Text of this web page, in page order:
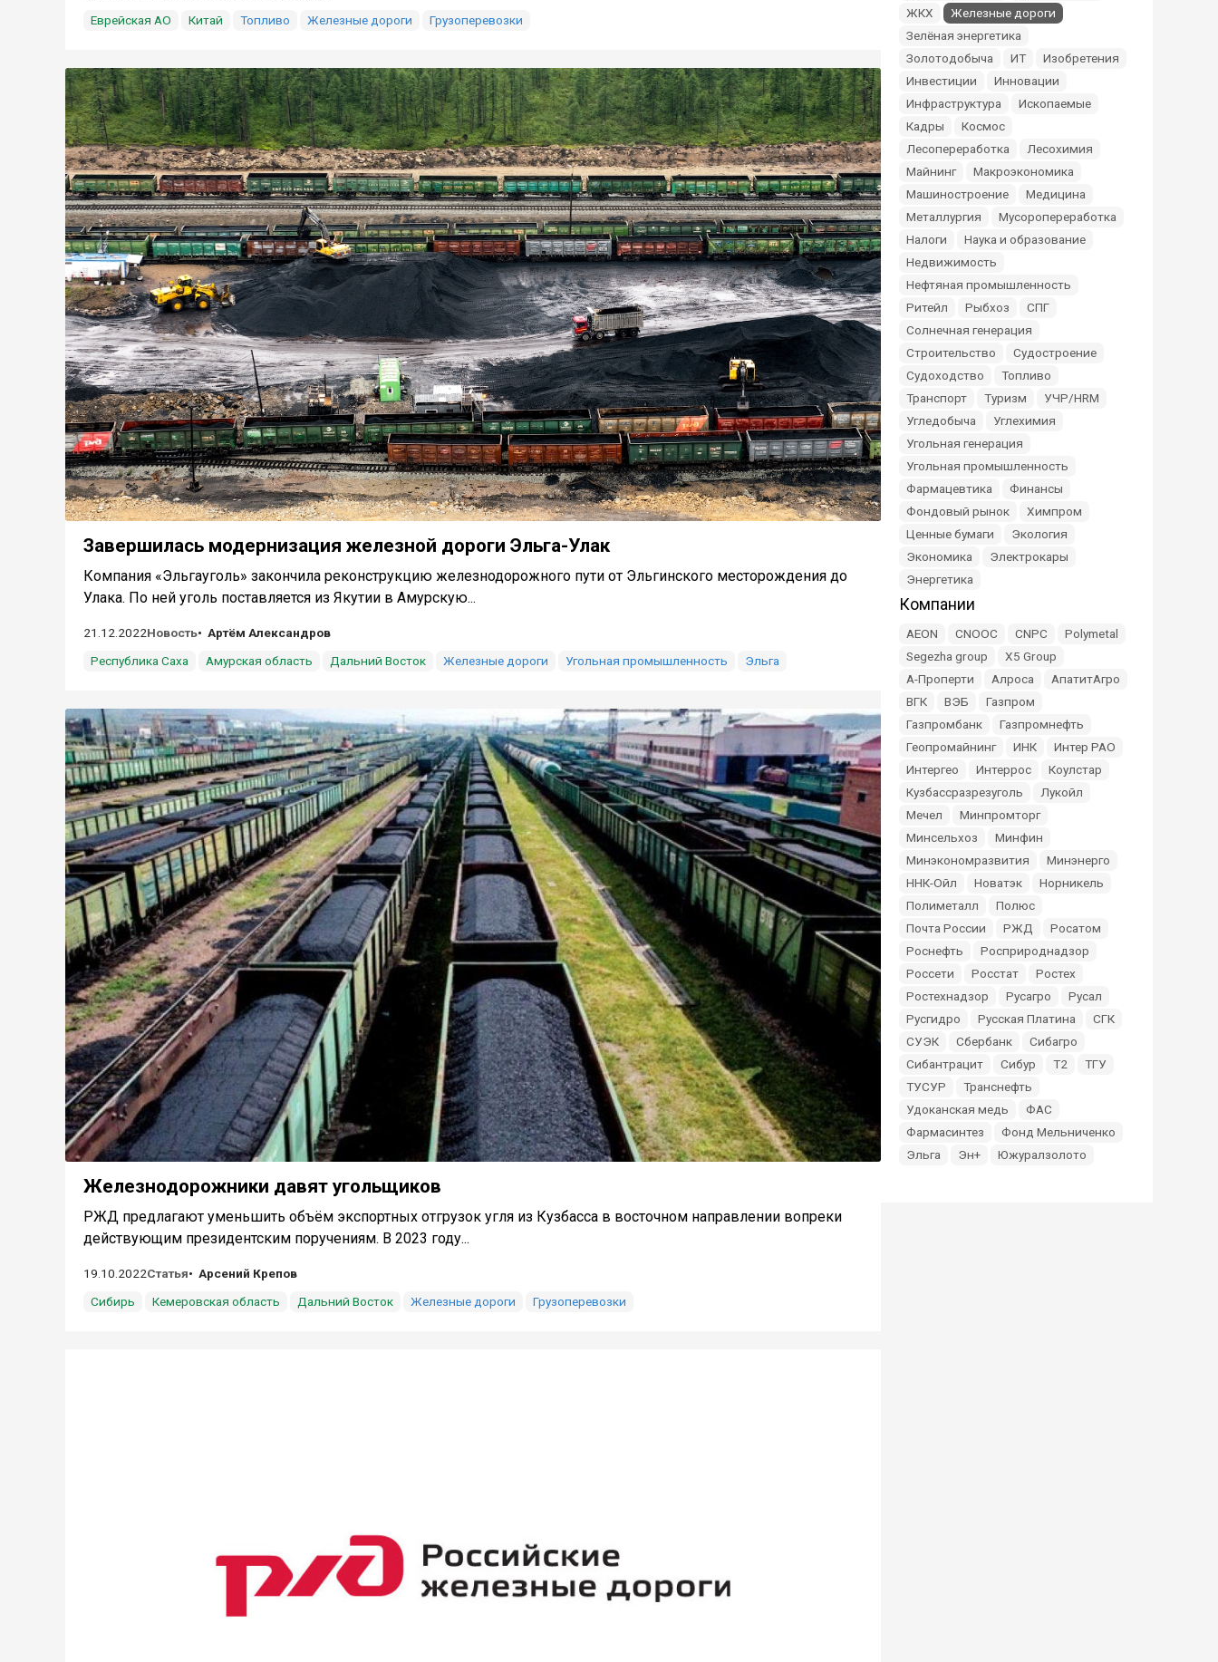
Еврейская АО
Китай Топливо Железные дороги Грузоперевозки
Завершилась модернизация железной дороги Эльга-Улак
Компания «Эльгауголь» закончила реконструкцию железнодорожного пути от Эльгинского месторождения до
Улака. По ней уголь поставляется из Якутии в Амурскую...
21.12.2022Новость
Артём Александров
Республика Саха
Амурская область Дальний Восток Железные дороги Угольная промышленность Эльга
Железнодорожники давят угольщиков
РЖД предлагают уменьшить объём экспортных отгрузок угля из Кузбасса в восточном направлении вопреки
действующим президентским поручениям. В 2023 году...
19.10.2022Статья
Арсений Крепов
Сибирь
Кемеровская область Дальний Восток Железные дороги Грузоперевозки
ЖКХ
Железные дороги
Зелёная энергетика
Золотодобыча
ИТ
Изобретения
Инвестиции
Инновации
Инфраструктура
Ископаемые
Кадры
Космос
Лесопереработка
Лесохимия
Майнинг
Макроэкономика
Машиностроение
Медицина
Металлургия
Мусоропереработка
Налоги
Наука и образование
Недвижимость
Нефтяная промышленность
Ритейл
Рыбхоз
СПГ
Солнечная генерация
Строительство
Судостроение
Судоходство
Топливо
Транспорт
Туризм
УЧР/HRM
Угледобыча
Углехимия
Угольная генерация
Угольная промышленность
Фармацевтика
Финансы
Фондовый рынок
Химпром
Ценные бумаги
Экология
Экономика
Электрокары
Энергетика
Компании
AEON CNOOC CNPC
Polymetal
Segezha group
X5 Group
А-Проперти
Алроса
АпатитАгро
ВГК
ВЭБ
Газпром
Газпромбанк
Газпромнефть
Геопромайнинг
ИНК
Интер РАО
Интергео
Интеррос
Коулстар
Кузбассразрезуголь
Лукойл
Мечел
Минпромторг
Минсельхоз
Минфин
Минэкономразвития
Минэнерго
ННК-Ойл
Новатэк
Норникель
Полиметалл
Полюс
Почта России
РЖД
Росатом
Роснефть
Росприроднадзор
Россети
Росстат
Ростех
Ростехнадзор
Русагро
Русал
Русгидро
Русская Платина
СГК
СУЭК
Сбербанк
Сибагро
Сибантрацит
Сибур Т2
ТГУ
ТУСУР
Транснефть
Удоканская медь
ФАС
Фармасинтез
Фонд Мельниченко
Эльга
Эн+ Южуралзолото